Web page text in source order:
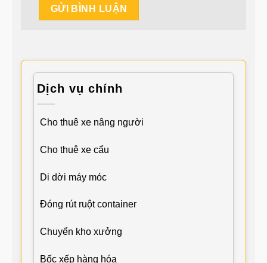
Dịch vụ chính
Cho thuê xe nâng người
Cho thuê xe cẩu
Di dời máy móc
Đóng rút ruột container
Chuyển kho xưởng
Bốc xếp hàng hóa